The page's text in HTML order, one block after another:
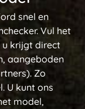
snel en
Vul het
u krijgt direct
aangeboden
Zo
U kunt ons
model,